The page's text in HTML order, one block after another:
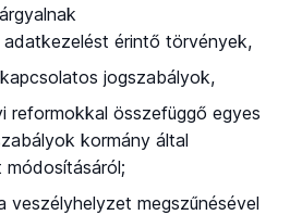
adatkezelést érintő törvények,
jogszabályok,
reformokkal összefüggő egyes
kormány által
veszélyhelyzet megszűnésével